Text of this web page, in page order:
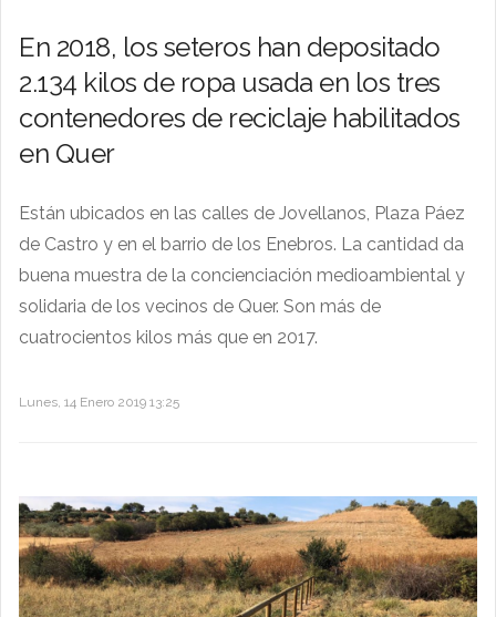
En 2018, los seteros han depositado
2.134 kilos de ropa usada en los tres
contenedores de reciclaje habilitados
en Quer
Están ubicados en las calles de Jovellanos, Plaza Páez
de Castro y en el barrio de los Enebros. La cantidad da
buena muestra de la concienciación medioambiental y
solidaria de los vecinos de Quer. Son más de
cuatrocientos kilos más que en 2017.
Lunes, 14 Enero 2019 13:25